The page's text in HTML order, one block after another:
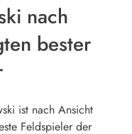
nach
bester
ist nach Ansicht
Feldspieler der